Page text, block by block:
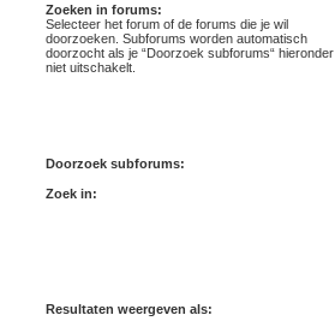
Zoeken in forums:
Selecteer het forum of de forums die je wil
doorzoeken. Subforums worden automatisch
doorzocht als je “Doorzoek subforums“ hieronder
niet uitschakelt.
Doorzoek subforums:
Zoek in:
Resultaten weergeven als: